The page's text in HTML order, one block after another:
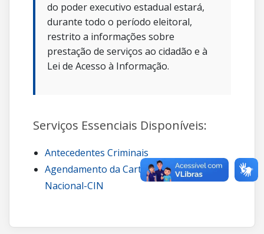
do poder executivo estadual estará,
durante todo o período eleitoral,
restrito a informações sobre
prestação de serviços ao cidadão e à
Lei de Acesso à Informação.
Serviços Essenciais Disponíveis:
Antecedentes Criminais
Agendamento da Carteira de Identidade
Nacional-CIN